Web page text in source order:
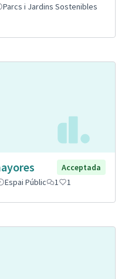
Parcs i Jardins Sostenibles
Acceptada
Espai Públic 1 1